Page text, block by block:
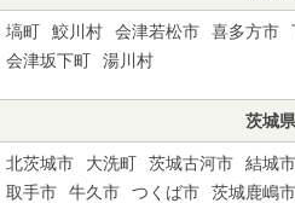
塙町 鮫川村 会津若松市 喜多方市
会津坂下町
湯川村
茨城県
北茨城市 大洗町 茨城古河市 結城市
取手市
牛久市 つくば市 茨城鹿嶋市